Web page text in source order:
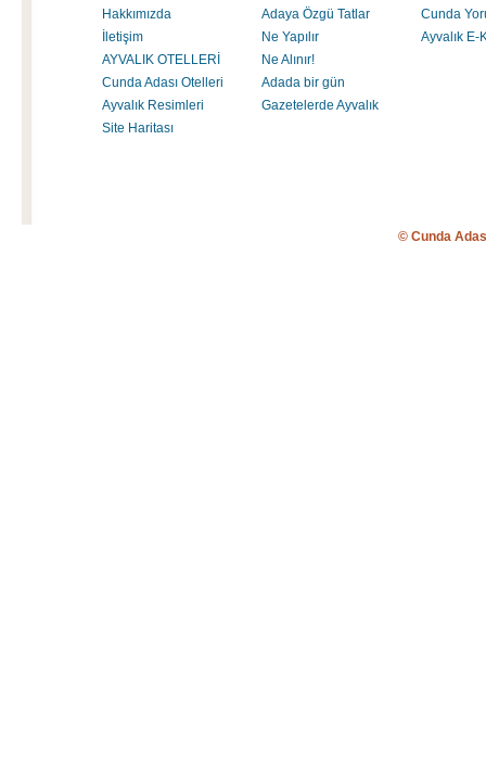
Hakkımızda
İletişim
AYVALIK OTELLERİ
Cunda Adası Otelleri
Ayvalık Resimleri
Site Haritası
Adaya Özgü Tatlar
Ne Yapılır
Ne Alınır!
Adada bir gün
Gazetelerde Ayvalık
Cunda
Ayvalık E-
© Cunda